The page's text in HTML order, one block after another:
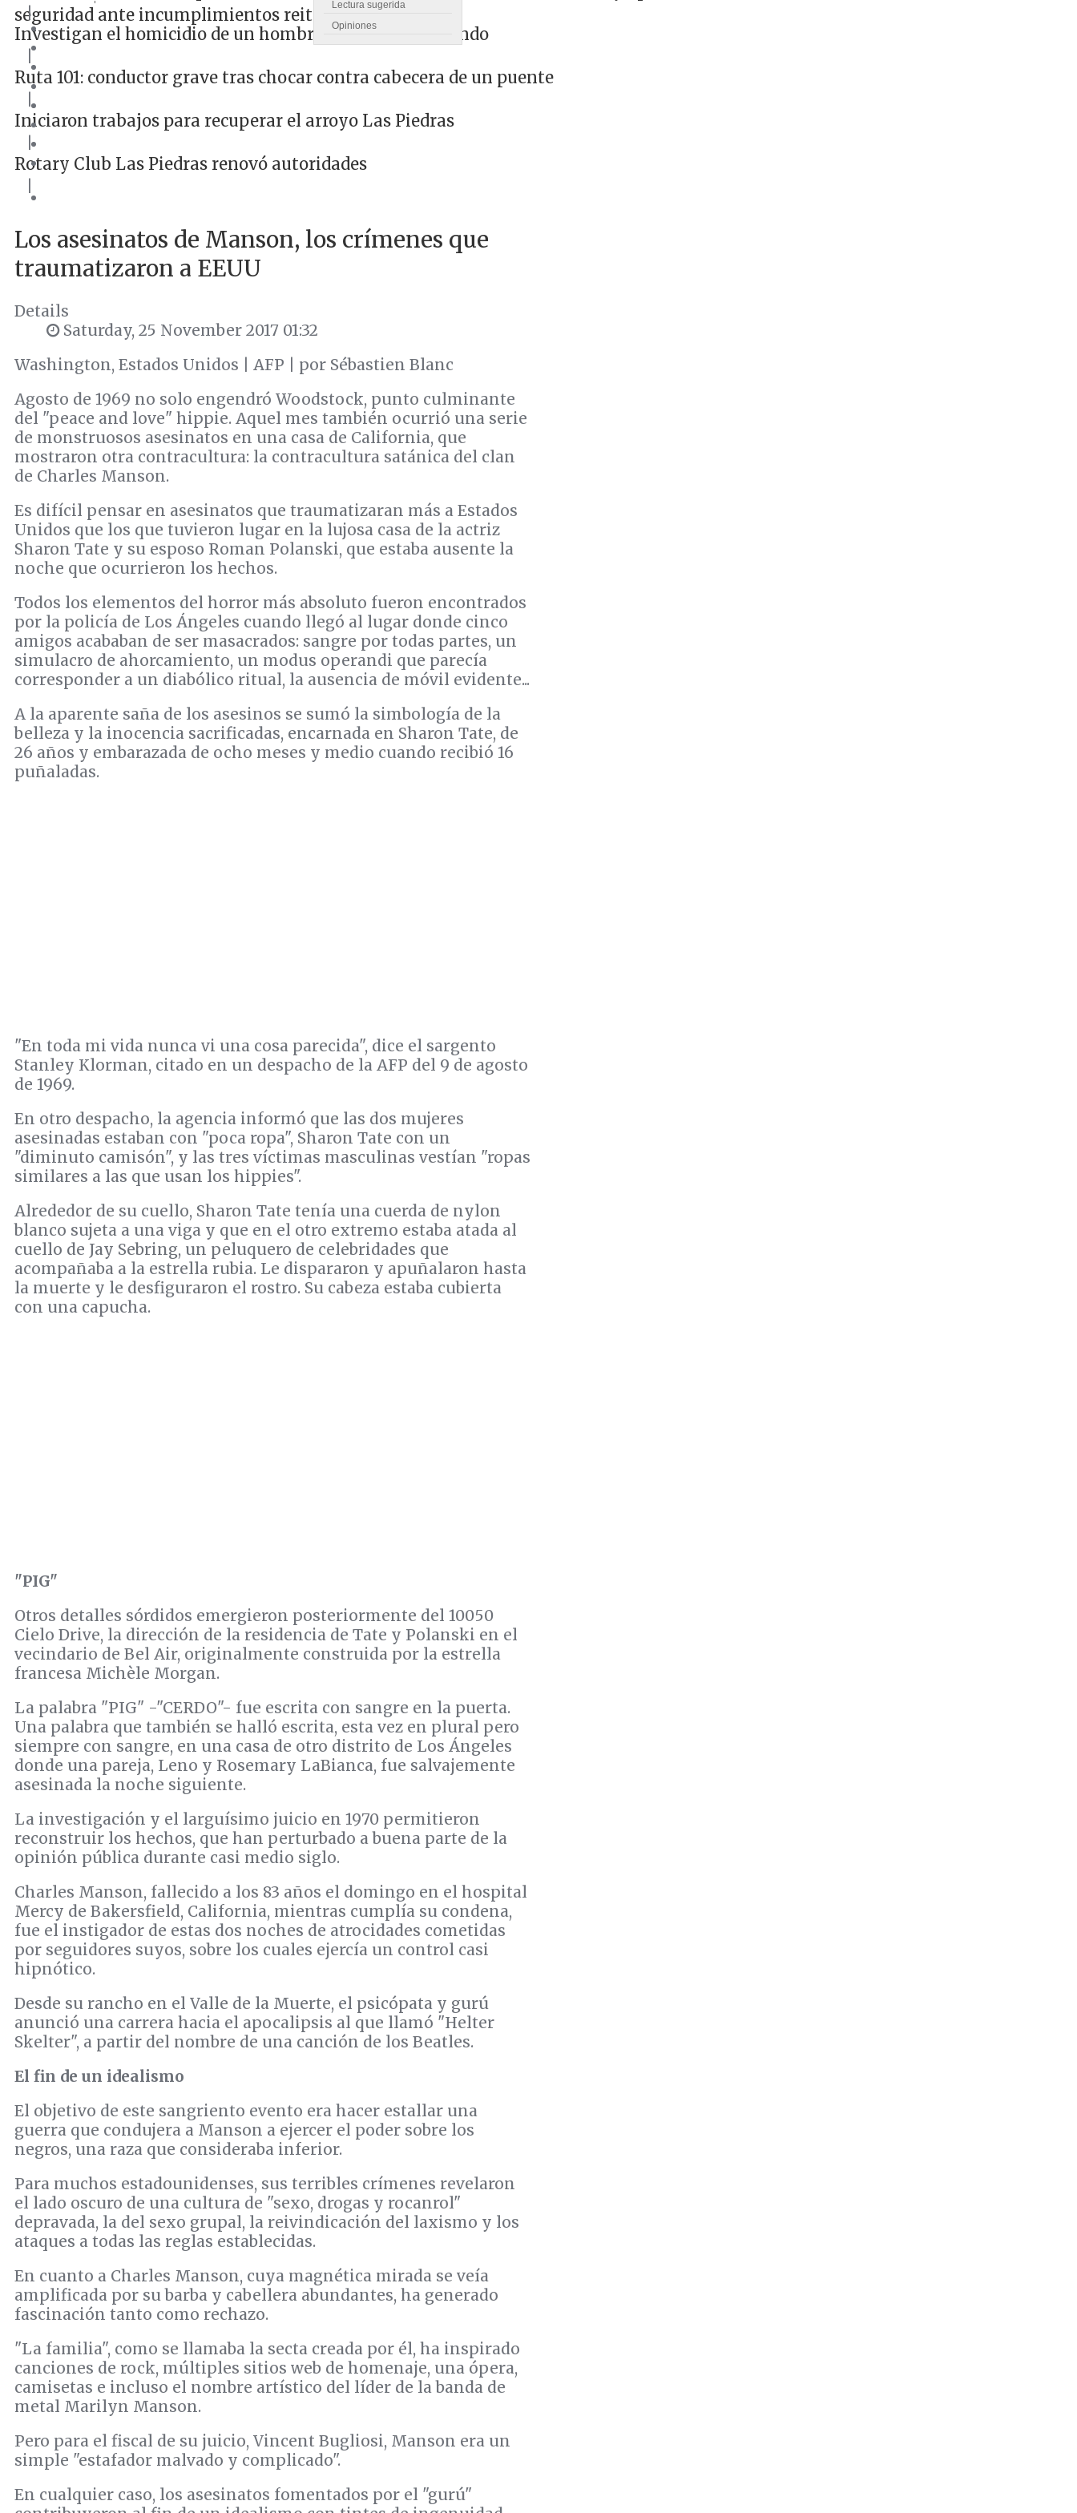
Lectura sugerida
Opiniones
seguridad ante incumplimientos reiterados
|
Investigan el homicidio de un hombre de 38 años en Pando
|
Ruta 101: conductor grave tras chocar contra cabecera de un puente
|
Iniciaron trabajos para recuperar el arroyo Las Piedras
|
Rotary Club Las Piedras renovó autoridades
Los asesinatos de Manson, los crímenes que
traumatizaron a EEUU
Details
Saturday, 25 November 2017 01:32
Washington, Estados Unidos | AFP | por Sébastien Blanc
Agosto de 1969 no solo engendró Woodstock, punto culminante
del "peace and love" hippie. Aquel mes también ocurrió una serie
de monstruosos asesinatos en una casa de California, que
mostraron otra contracultura: la contracultura satánica del clan
de Charles Manson.
Es difícil pensar en asesinatos que traumatizaran más a Estados
Unidos que los que tuvieron lugar en la lujosa casa de la actriz
Sharon Tate y su esposo Roman Polanski, que estaba ausente la
noche que ocurrieron los hechos.
Todos los elementos del horror más absoluto fueron encontrados
por la policía de Los Ángeles cuando llegó al lugar donde cinco
amigos acababan de ser masacrados: sangre por todas partes, un
simulacro de ahorcamiento, un modus operandi que parecía
corresponder a un diabólico ritual, la ausencia de móvil evidente...
A la aparente saña de los asesinos se sumó la simbología de la
belleza y la inocencia sacrificadas, encarnada en Sharon Tate, de
26 años y embarazada de ocho meses y medio cuando recibió 16
puñaladas.
"En toda mi vida nunca vi una cosa parecida", dice el sargento
Stanley Klorman, citado en un despacho de la AFP del 9 de agosto
de 1969.
En otro despacho, la agencia informó que las dos mujeres
asesinadas estaban con "poca ropa", Sharon Tate con un
"diminuto camisón", y las tres víctimas masculinas vestían "ropas
similares a las que usan los hippies".
Alrededor de su cuello, Sharon Tate tenía una cuerda de nylon
blanco sujeta a una viga y que en el otro extremo estaba atada al
cuello de Jay Sebring, un peluquero de celebridades que
acompañaba a la estrella rubia. Le dispararon y apuñalaron hasta
la muerte y le desfiguraron el rostro. Su cabeza estaba cubierta
con una capucha.
"PIG"
Otros detalles sórdidos emergieron posteriormente del 10050
Cielo Drive, la dirección de la residencia de Tate y Polanski en el
vecindario de Bel Air, originalmente construida por la estrella
francesa Michèle Morgan.
La palabra "PIG" -"CERDO"- fue escrita con sangre en la puerta.
Una palabra que también se halló escrita, esta vez en plural pero
siempre con sangre, en una casa de otro distrito de Los Ángeles
donde una pareja, Leno y Rosemary LaBianca, fue salvajemente
asesinada la noche siguiente.
La investigación y el larguísimo juicio en 1970 permitieron
reconstruir los hechos, que han perturbado a buena parte de la
opinión pública durante casi medio siglo.
Charles Manson, fallecido a los 83 años el domingo en el hospital
Mercy de Bakersfield, California, mientras cumplía su condena,
fue el instigador de estas dos noches de atrocidades cometidas
por seguidores suyos, sobre los cuales ejercía un control casi
hipnótico.
Desde su rancho en el Valle de la Muerte, el psicópata y gurú
anunció una carrera hacia el apocalipsis al que llamó "Helter
Skelter", a partir del nombre de una canción de los Beatles.
El fin de un idealismo
El objetivo de este sangriento evento era hacer estallar una
guerra que condujera a Manson a ejercer el poder sobre los
negros, una raza que consideraba inferior.
Para muchos estadounidenses, sus terribles crímenes revelaron
el lado oscuro de una cultura de "sexo, drogas y rocanrol"
depravada, la del sexo grupal, la reivindicación del laxismo y los
ataques a todas las reglas establecidas.
En cuanto a Charles Manson, cuya magnética mirada se veía
amplificada por su barba y cabellera abundantes, ha generado
fascinación tanto como rechazo.
"La familia", como se llamaba la secta creada por él, ha inspirado
canciones de rock, múltiples sitios web de homenaje, una ópera,
camisetas e incluso el nombre artístico del líder de la banda de
metal Marilyn Manson.
Pero para el fiscal de su juicio, Vincent Bugliosi, Manson era un
simple "estafador malvado y complicado".
En cualquier caso, los asesinatos fomentados por el "gurú"